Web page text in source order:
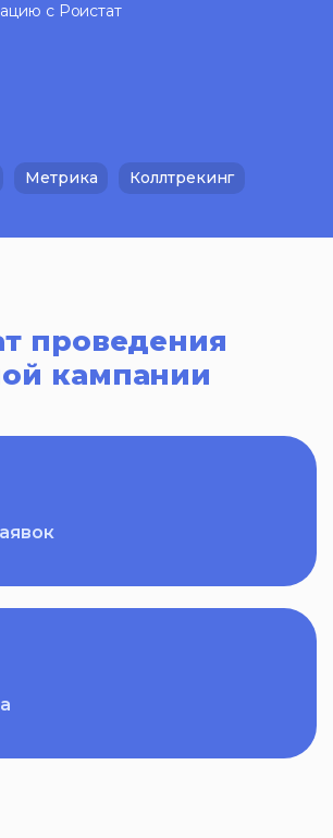
с Роистат
Метрика Коллтрекинг
проведения
кампании